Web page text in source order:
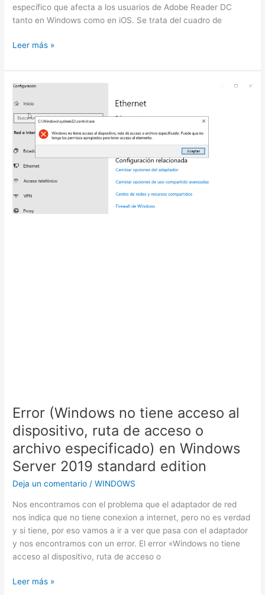
específico que afecta a los usuarios de Adobe Reader DC
tanto en Windows como en iOS. Se trata del cuadro de
Cuadro
diálogo
en
como
en
adobe
Reader
Leer más »
Error (Windows no tiene acceso al
dispositivo, ruta de acceso o
archivo especificado) en Windows
Server 2019 standard edition
Deja un comentario /WINDOWS
Nos encontramos con el problema que el adaptador de red
nos indica que no tiene conexion a internet, pero no es verdad
y si tiene, por eso vamos a ir a ver que pasa con el adaptador
y nos encontramos con un error. El error «Windows no tiene
acceso al dispositivo, ruta de acceso o
Error
Leer más »